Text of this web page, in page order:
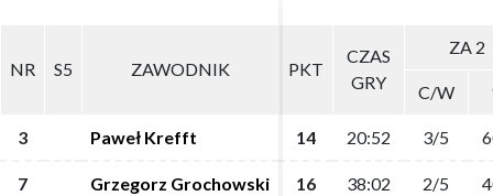
NR S5 ZAWODNIK PKT
CZAS
GRY
ZA 2
C/W
3 Paweł Krefft 14 20:52 3/5
7 Grzegorz Grochowski 16 38:02 2/5
NR S5 ZAWODNIK PKT
CZAS
GRY
ZA 2
C/W
3 Paweł Krefft 14 20:52 3/5
7 Grzegorz Grochowski 16 38:02 2/5